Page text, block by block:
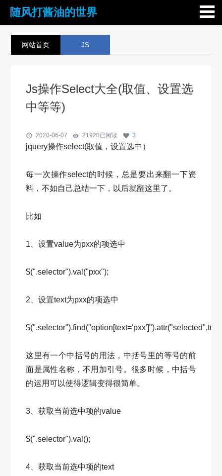
随风打酱油的世界
网站首页 JS
Js操作Select大全(取值、设置选
中等等)
2020-06-07 21920已阅读 3
jquery操作select(取值，设置选中）
每一次操作select的时候，总是要出来翻一下资
料，不如自己总结一下，以后就翻这里了。
比如
1、设置value为pxx的项选中
$(".selector").val("pxx");
2、设置text为pxx的项选中
这里有一个中括号的用法，中括号里的等号的前
面是属性名称，不用加引号。很多时候，中括号
的运用可以使得逻辑变得很简单。
3、获取当前选中项的value
$(".selector").val();
4、获取当前选中项的text